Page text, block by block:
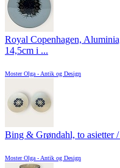
Royal Copenhagen,
14,5cm i ...
Moster Olga - Antik og Design
Bing & Grøndahl, to asietter
Moster Olga - Antik og Design